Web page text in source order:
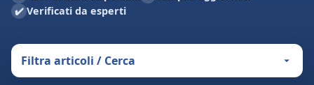
✔️ Verificati da esperti
Filtra articoli / Cerca